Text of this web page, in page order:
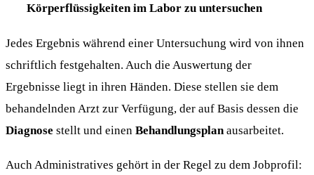
Körperflüssigkeiten im Labor zu untersuchen
Jedes Ergebnis während einer Untersuchung wird von ihnen
schriftlich festgehalten. Auch die Auswertung der
Ergebnisse liegt in ihren Händen. Diese stellen sie dem
behandelnden Arzt zur Verfügung, der auf Basis dessen die
Diagnose stellt und einen Behandlungsplan ausarbeitet.
Auch Administratives gehört in der Regel zu dem Jobprofil: